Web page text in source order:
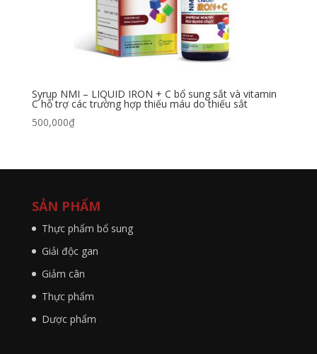
Syrup NMI – LIQUID IRON + C bổ sung sắt và vitamin
C hỗ trợ các trường hợp thiếu máu do thiếu sắt
500,000₫
SẢN PHẨM
Thực phẩm bổ sung
Giải độc gan
Giảm cân
Thực phẩm
Dược phẩm